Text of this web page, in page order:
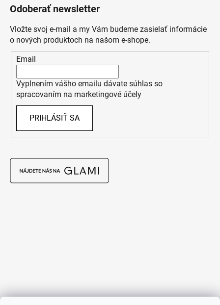
Odoberať newsletter
Vložte svoj e-mail a my Vám budeme zasielať informácie
o nových produktoch na našom e-shope.
Email
Vyplnením vášho emailu dávate súhlas so
spracovaním na marketingové účely
PRIHLÁSIŤ SA